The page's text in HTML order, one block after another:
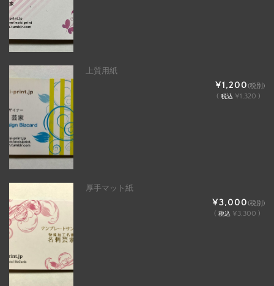
上質用紙
¥1,200(税別)
( 税込 ¥1,320 )
厚手マット紙
¥3,000(税別)
( 税込 ¥3,300 )